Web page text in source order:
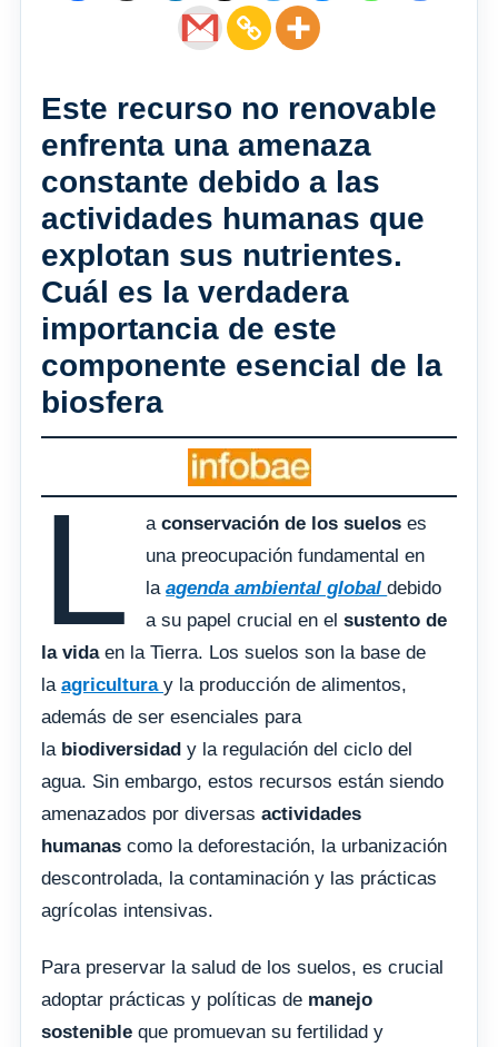
Este recurso no renovable
enfrenta una amenaza
constante debido a las
actividades humanas que
explotan sus nutrientes.
Cuál es la verdadera
importancia de este
componente esencial de la
biosfera
L aconservación de los suelos es
una preocupación fundamental en
laagenda ambiental globaldebido
a su papel crucial en el sustento de
la vida en la Tierra. Los suelos son la base de
la agricultura y la producción de alimentos,
además de ser esenciales para
la biodiversidad y la regulación del ciclo del
agua. Sin embargo, estos recursos están siendo
amenazados por diversas actividades
humanas como la deforestación, la urbanización
descontrolada, la contaminación y las prácticas
agrícolas intensivas.
Para preservar la salud de los suelos, es crucial
adoptar prácticas y políticas de manejo
sostenible que promuevan su fertilidad y